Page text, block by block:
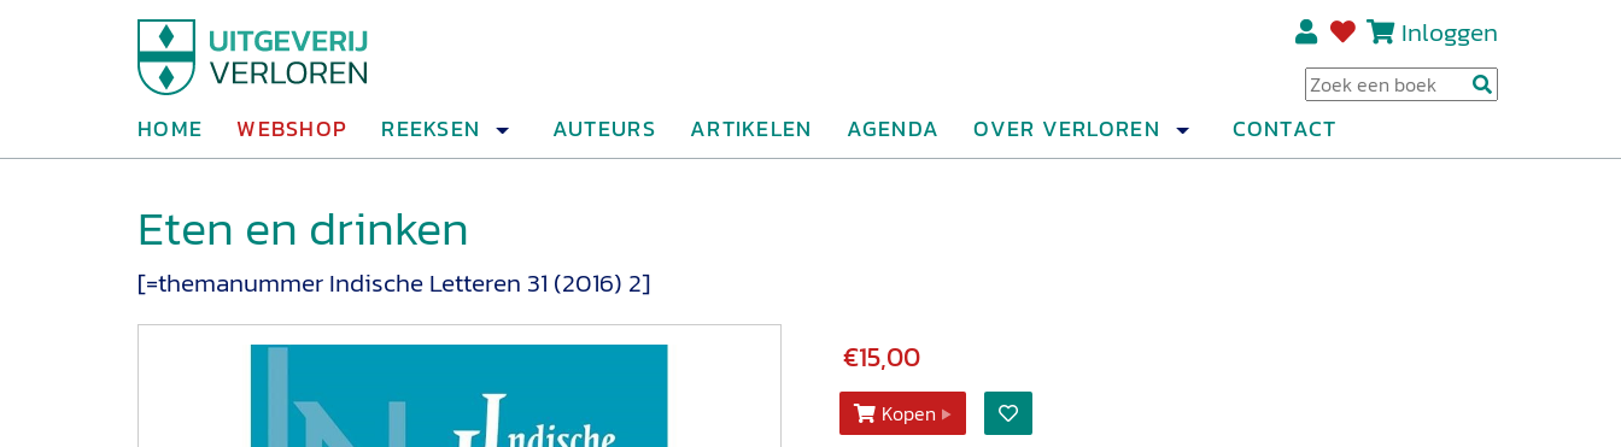
Inloggen
HOME WEBSHOP REEKSEN AUTEURS ARTIKELEN AGENDA OVER VERLOREN CONTACT
Eten en drinken
[=themanummer Indische Letteren 31 (2016) 2]
€15,00
Kopen